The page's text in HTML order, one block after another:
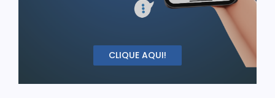
CLIQUE AQUI!